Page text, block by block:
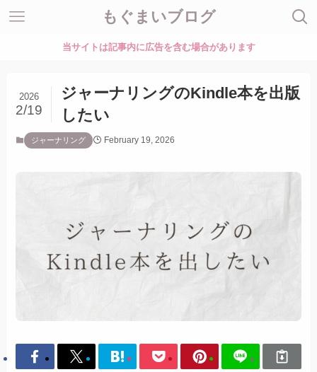
もぐまいブログ
当サイトは記事内に広告を含む場合があります
ジャーナリングのKindle本を出版
したい
2026
2/19
ジャーナリング February 19, 2026